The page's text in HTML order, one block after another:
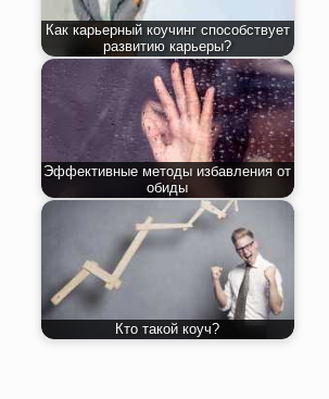
Как карьерный коучинг способствует
развитию карьеры?
Эффективные методы избавления от
обиды
Кто такой коуч?